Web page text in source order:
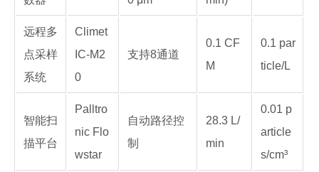
远程多
点采样
系统
Climet
IC-M2
0
支持8通道
0.1 CF
M
0.1 par
ticle/L
智能扫
描平台
Palltro
nic Flo
wstar
自动路径控
制
28.3 L/
min
0.01 p
article
s/cm³